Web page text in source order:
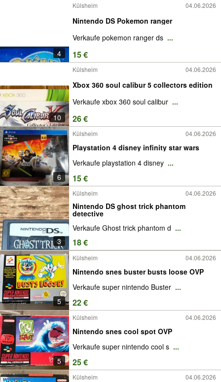
4
Külsheim 04.06.2026
Nintendo DS Pokemon ranger
Verkaufe pokemon ranger ds ...
15 €
10
Külsheim 04.06.2026
Xbox 360 soul calibur 5 collectors edition
Verkaufe xbox 360 soul calibur ...
26 €
6
Külsheim 04.06.2026
Playstation 4 disney infinity star wars
Verkaufe playstation 4 disney ...
15 €
3
Külsheim 04.06.2026
Nintendo DS ghost trick phantom
detective
Verkaufe Ghost trick phantom d ...
18 €
5
Külsheim 04.06.2026
Nintendo snes buster busts loose OVP
Verkaufe super nintendo Buster ...
22 €
5
Külsheim 04.06.2026
Nintendo snes cool spot OVP
Verkaufe super nintendo cool s ...
25 €
Külsheim 04.06.2026